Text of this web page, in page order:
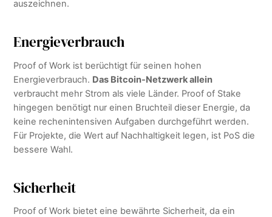
auszeichnen.
Energieverbrauch
Proof of Work ist berüchtigt für seinen hohen
Energieverbrauch. Das Bitcoin-Netzwerk allein
verbraucht mehr Strom als viele Länder. Proof of Stake
hingegen benötigt nur einen Bruchteil dieser Energie, da
keine rechenintensiven Aufgaben durchgeführt werden.
Für Projekte, die Wert auf Nachhaltigkeit legen, ist PoS die
bessere Wahl.
Sicherheit
Proof of Work bietet eine bewährte Sicherheit, da ein